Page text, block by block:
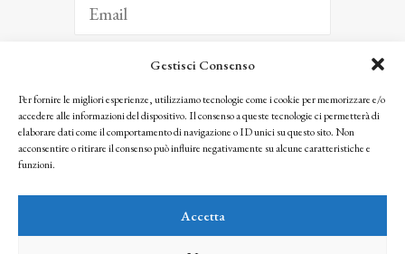
Gestisci Consenso
Per fornire le migliori esperienze, utilizziamo tecnologie come i cookie per memorizzare e/o
accedere alle informazioni del dispositivo. Il consenso a queste tecnologie ci permetterà di
elaborare dati come il comportamento di navigazione o ID unici su questo sito. Non
acconsentire o ritirare il consenso può influire negativamente su alcune caratteristiche e
funzioni.
Accetta
ISCRIVITI
Facendo clic per iscriverti, riconosci che le tue informazioni saranno trattate
seguendo la nostra Privacy Policy
© 2025 Istituto Matteucci. All right reserved
l’autorizzazione scritta dei proprietari dei diritti e dell’Istituto Matteucci